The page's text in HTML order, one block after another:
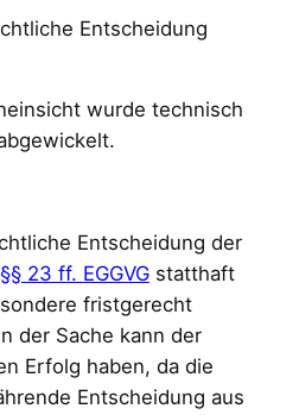
Entscheidung
wurde technisch
Entscheidung der
§§ 23 ff. EGGVGstatthaft
fristgerecht
der Sache kann der
Erfolg haben, da die
Entscheidung aus